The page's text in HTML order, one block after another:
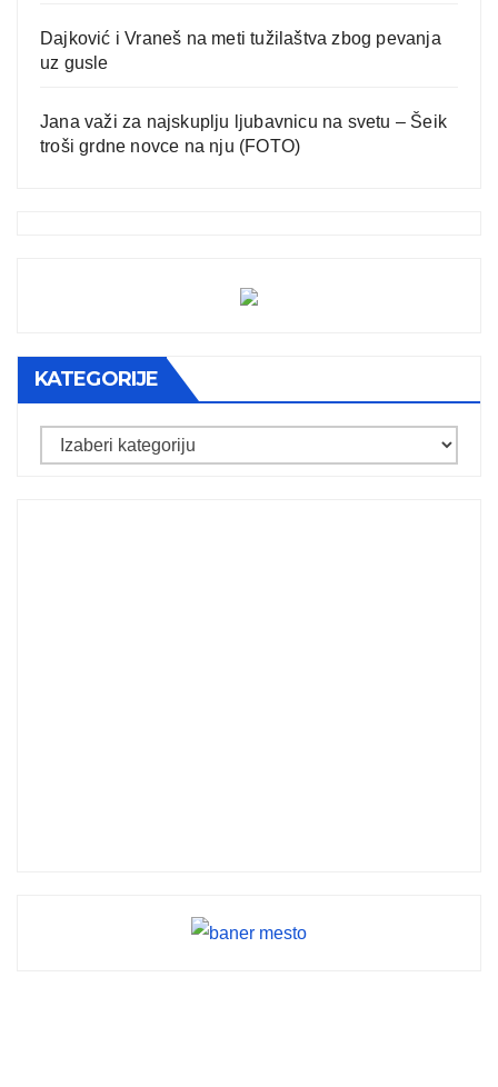
Dajković i Vraneš na meti tužilaštva zbog pevanja
uz gusle
Jana važi za najskuplju ljubavnicu na svetu – Šeik
troši grdne novce na nju (FOTO)
KATEGORIJE
Kategorije